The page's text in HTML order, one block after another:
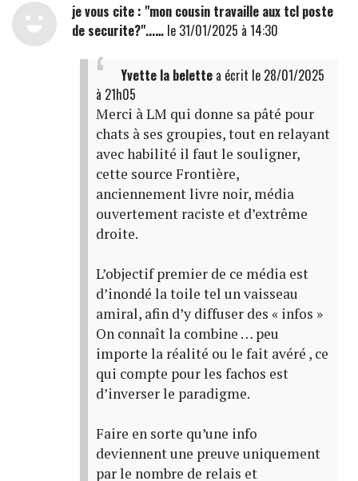
je vous cite : "mon cousin travaille aux tcl poste
de securite?"...…le 31/01/2025 à 14:30
Yvette la belettea écrit le 28/01/2025
à 21h05
Merci à LM qui donne sa pâté pour
chats à ses groupies, tout en relayant
avec habilité il faut le souligner,
cette source Frontière,
anciennement livre noir, média
ouvertement raciste et d’extrême
droite.
L’objectif premier de ce média est
d’inondé la toile tel un vaisseau
amiral, afin d’y diffuser des « infos »
On connaît la combine … peu
importe la réalité ou le fait avéré , ce
qui compte pour les fachos est
d’inverser le paradigme.
Faire en sorte qu’une info
deviennent une preuve uniquement
par le nombre de relais et